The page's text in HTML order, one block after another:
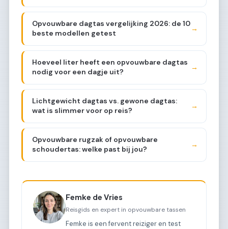
Opvouwbare dagtas vergelijking 2026: de 10
beste modellen getest
→
Hoeveel liter heeft een opvouwbare dagtas
nodig voor een dagje uit?
→
Lichtgewicht dagtas vs. gewone dagtas:
wat is slimmer voor op reis?
→
Opvouwbare rugzak of opvouwbare
schoudertas: welke past bij jou?
→
Femke de Vries
Reisgids en expert in opvouwbare tassen
Femke is een fervent reiziger en test